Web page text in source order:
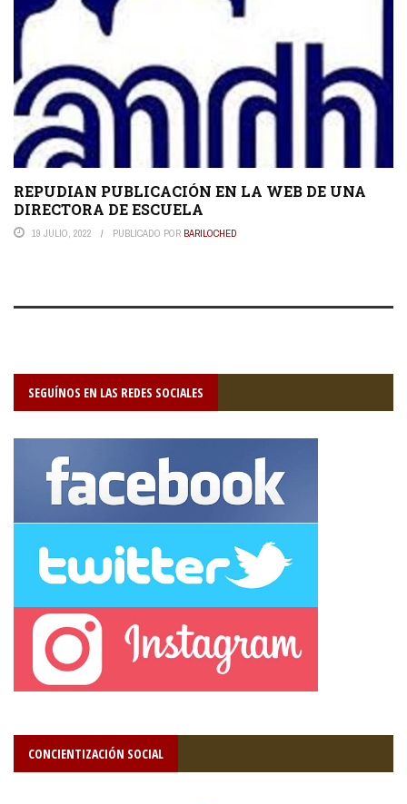
REPUDIAN PUBLICACIÓN EN LA WEB DE UNA
DIRECTORA DE ESCUELA
19 JULIO, 2022 PUBLICADO POR BARILOCHED
SEGUÍNOS EN LAS REDES SOCIALES
CONCIENTIZACIÓN SOCIAL